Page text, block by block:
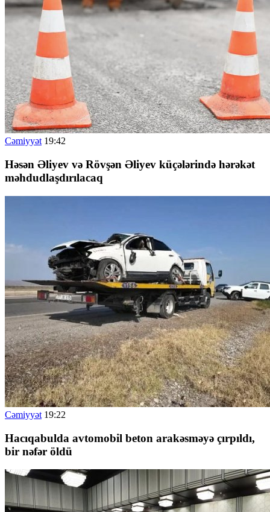
Cəmiyyət 19:42
Həsən Əliyev və Rövşən Əliyev küçələrində hərəkət
məhdudlaşdırılacaq
Cəmiyyət 19:22
Hacıqabulda avtomobil beton arakəsməyə çırpıldı,
bir nəfər öldü